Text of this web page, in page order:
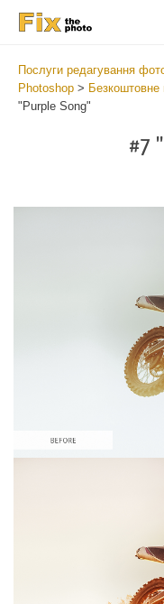
Послуги редагування
Photoshop > Безкоштовне
"Purple Song"
#7
Free Photoshop